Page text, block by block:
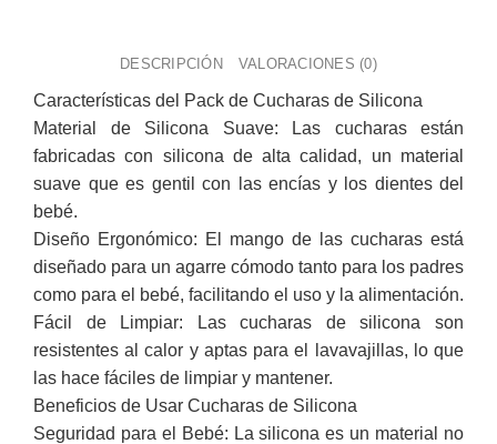
DESCRIPCIÓN VALORACIONES (0)
Características del Pack de Cucharas de Silicona
Material de Silicona Suave: Las cucharas están
fabricadas con silicona de alta calidad, un material
suave que es gentil con las encías y los dientes del
bebé.
Diseño Ergonómico: El mango de las cucharas está
diseñado para un agarre cómodo tanto para los padres
como para el bebé, facilitando el uso y la alimentación.
Fácil de Limpiar: Las cucharas de silicona son
resistentes al calor y aptas para el lavavajillas, lo que
las hace fáciles de limpiar y mantener.
Beneficios de Usar Cucharas de Silicona
Seguridad para el Bebé: La silicona es un material no